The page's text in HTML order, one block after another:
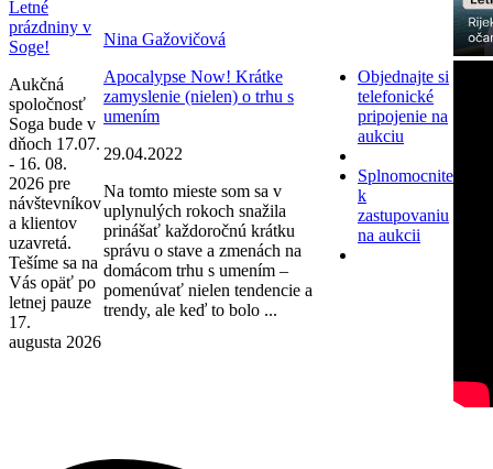
Letné
prázdniny v
Soge!
Aukčná
spoločnosť
Soga bude v
dňoch 17.07.
- 16. 08.
2026 pre
návštevníkov
a klientov
uzavretá.
Tešíme sa na
Vás opäť po
letnej pauze
17.
augusta 2026
Nina Gažovičová
Apocalypse Now! Krátke
zamyslenie (nielen) o trhu s
umením
29.04.2022
Na tomto mieste som sa v
uplynulých rokoch snažila
prinášať každoročnú krátku
správu o stave a zmenách na
domácom trhu s umením –
pomenúvať nielen tendencie a
trendy, ale keď to bolo ...
Objednajte si
telefonické
pripojenie na
aukciu
Splnomocnite
k
zastupovaniu
na aukcii